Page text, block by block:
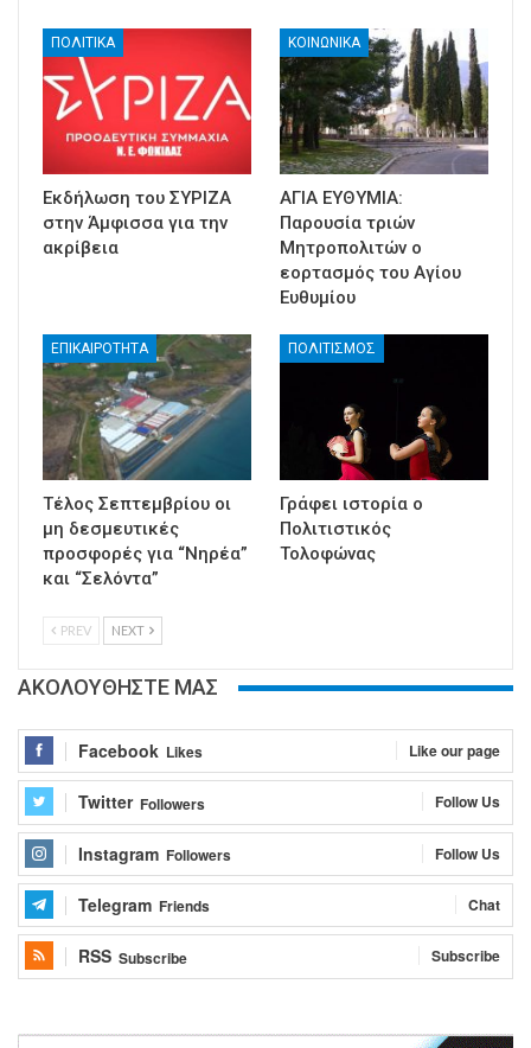
ΠΟΛΙΤΙΚΑ
Εκδήλωση του ΣΥΡΙΖΑ
στην Άμφισσα για την
ακρίβεια
ΚΟΙΝΩΝΙΚΑ
ΑΓΙΑ ΕΥΘΥΜΙΑ:
Παρουσία τριών
Μητροπολιτών ο
εορτασμός του Αγίου
Ευθυμίου
ΕΠΙΚΑΙΡΟΤΗΤΑ
Τέλος Σεπτεμβρίου οι
μη δεσμευτικές
προσφορές για “Νηρέα”
και “Σελόντα”
ΠΟΛΙΤΙΣΜΟΣ
Γράφει ιστορία ο
Πολιτιστικός
Τολοφώνας
PREV NEXT
ΑΚΟΛΟΥΘΗΣΤΕ ΜΑΣ
Facebook Likes Like our page
Twitter Followers Follow Us
Instagram Followers Follow Us
Telegram Friends Chat
RSS Subscribe Subscribe